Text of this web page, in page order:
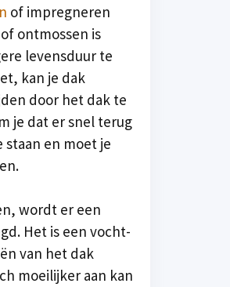
of impregneren
ontmossen is
levensduur te
kan je dak
door het dak te
je dat er snel terug
staan en moet je
wordt er een
Het is een vocht-
van het dak
moeilijker aan kan